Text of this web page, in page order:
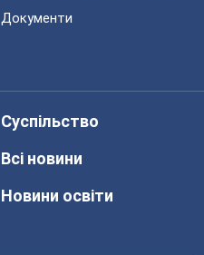
Документи
Суспільство
Всі новини
Новини освіти